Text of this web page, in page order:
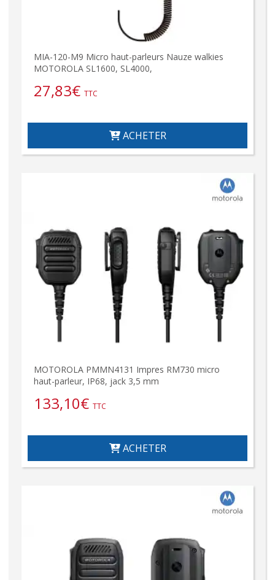
MIA-120-M9 Micro haut-parleurs Nauze walkies
MOTOROLA SL1600, SL4000,
27,83€ TTC
ACHETER
MOTOROLA PMMN4131 Impres RM730 micro
haut-parleur, IP68, jack 3,5 mm
133,10€ TTC
ACHETER